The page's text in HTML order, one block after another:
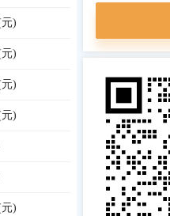
)
)
)
)
)